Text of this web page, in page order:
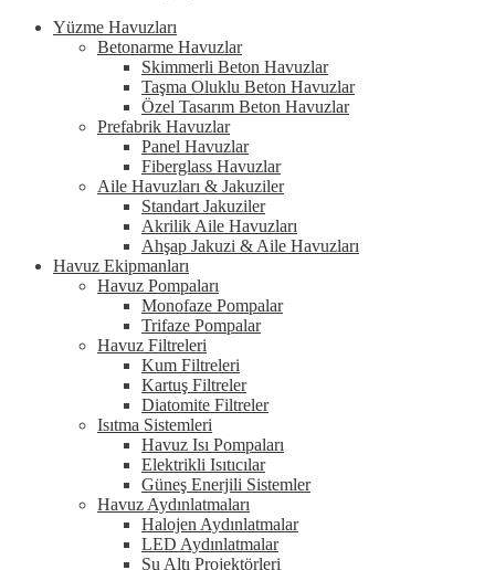
Yüzme Havuzları
Betonarme Havuzlar
Skimmerli Beton Havuzlar
Taşma Oluklu Beton Havuzlar
Özel Tasarım Beton Havuzlar
Prefabrik Havuzlar
Panel Havuzlar
Fiberglass Havuzlar
Aile Havuzları & Jakuziler
Standart Jakuziler
Akrilik Aile Havuzları
Ahşap Jakuzi & Aile Havuzları
Havuz Ekipmanları
Havuz Pompaları
Monofaze Pompalar
Trifaze Pompalar
Havuz Filtreleri
Kum Filtreleri
Kartuş Filtreler
Diatomite Filtreler
Isıtma Sistemleri
Havuz Isı Pompaları
Elektrikli Isıtıcılar
Güneş Enerjili Sistemler
Havuz Aydınlatmaları
Halojen Aydınlatmalar
LED Aydınlatmalar
Su Altı Projektörleri